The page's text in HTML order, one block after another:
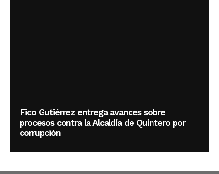
Fico Gutiérrez entrega avances sobre
procesos contra la Alcaldía de Quintero por
corrupción